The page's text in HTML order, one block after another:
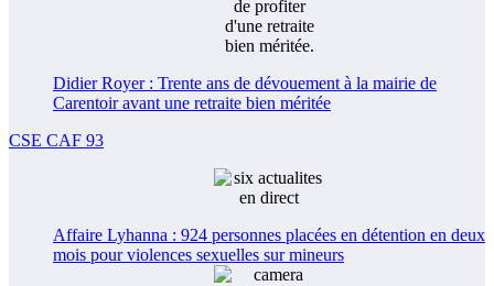
Didier Royer : Trente ans de dévouement à la mairie de
Carentoir avant une retraite bien méritée
CSE CAF 93
Affaire Lyhanna : 924 personnes placées en détention en deux
mois pour violences sexuelles sur mineurs